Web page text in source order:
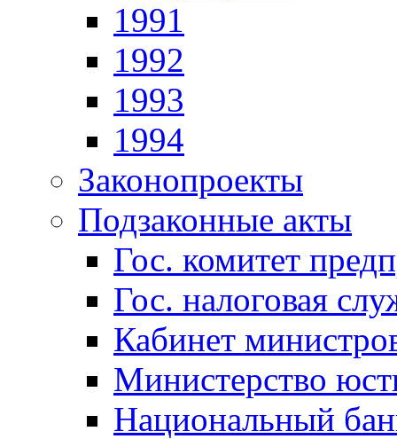
1991
1992
1993
1994
Законопроекты
Подзаконные акты
Гос. комитет
Гос. налоговая
Кабинет
Министерство
Национальный